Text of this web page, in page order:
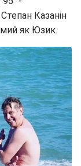
Казанін
як Юзик.